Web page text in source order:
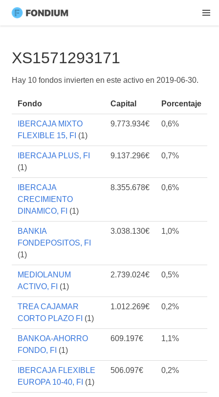
XS1571293171
Hay 10 fondos invierten en este activo en 2019-06-30.
Fondo Capital Porcentaje
IBERCAJA MIXTO
FLEXIBLE 15, FI (1)
9.773.934€ 0,6%
IBERCAJA PLUS, FI
(1)
9.137.296€ 0,7%
IBERCAJA
CRECIMIENTO
DINAMICO, FI (1)
8.355.678€ 0,6%
BANKIA
FONDEPOSITOS, FI
(1)
3.038.130€ 1,0%
MEDIOLANUM
ACTIVO, FI (1)
2.739.024€ 0,5%
TREA CAJAMAR
CORTO PLAZO FI (1)
1.012.269€ 0,2%
BANKOA-AHORRO
FONDO, FI (1)
609.197€ 1,1%
IBERCAJA FLEXIBLE
EUROPA 10-40, FI (1)
506.097€ 0,2%